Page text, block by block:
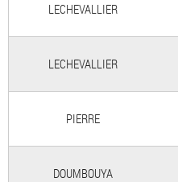
LECHEVALLIER
LECHEVALLIER
PIERRE
DOUMBOUYA